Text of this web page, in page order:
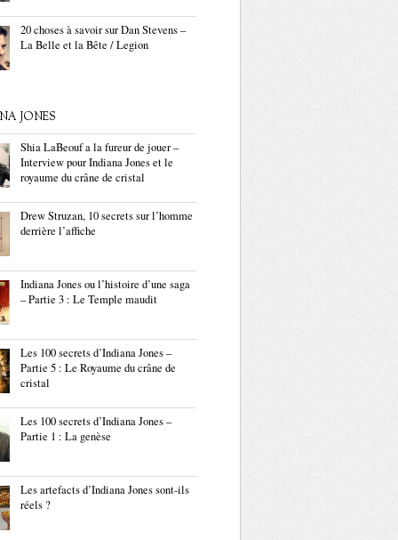
20 choses à savoir sur Dan Stevens –
La Belle et la Bête / Legion
JONES
Shia LaBeouf a la fureur de jouer –
Interview pour Indiana Jones et le
royaume du crâne de cristal
Drew Struzan, 10 secrets sur l’homme
derrière l’affiche
Indiana Jones ou l’histoire d’une saga
– Partie 3 : Le Temple maudit
Les 100 secrets d’Indiana Jones –
Partie 5 : Le Royaume du crâne de
cristal
Les 100 secrets d’Indiana Jones –
Partie 1 : La genèse
Les artefacts d’Indiana Jones sont-ils
réels ?